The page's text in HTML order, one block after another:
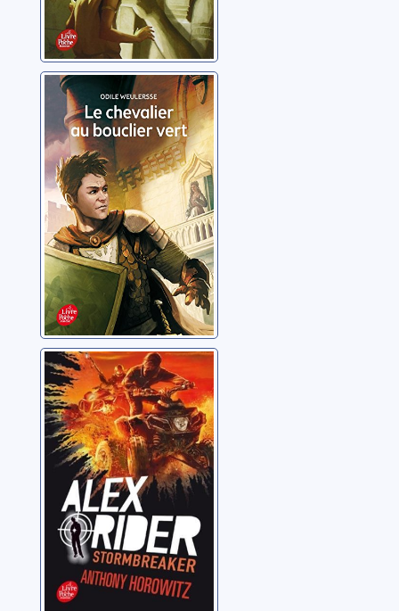
Le chevalier au
bouclier vert
Weulersse, Odile
Alex Rider: 01:
Stormbreaker
Horowitz, Anthony